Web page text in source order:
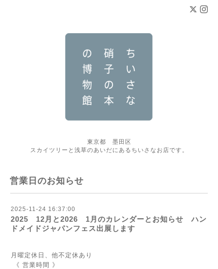
東京都 墨田区
スカイツリーと浅草のあいだにあるちいさなお店です。
営業日のお知らせ
2025-11-24 16:37:00
2025 12月と2026 1月のカレンダーとお知らせ ハン
ドメイドジャパンフェス出展します
月曜定休日、他不定休あり
《 営業時間 》